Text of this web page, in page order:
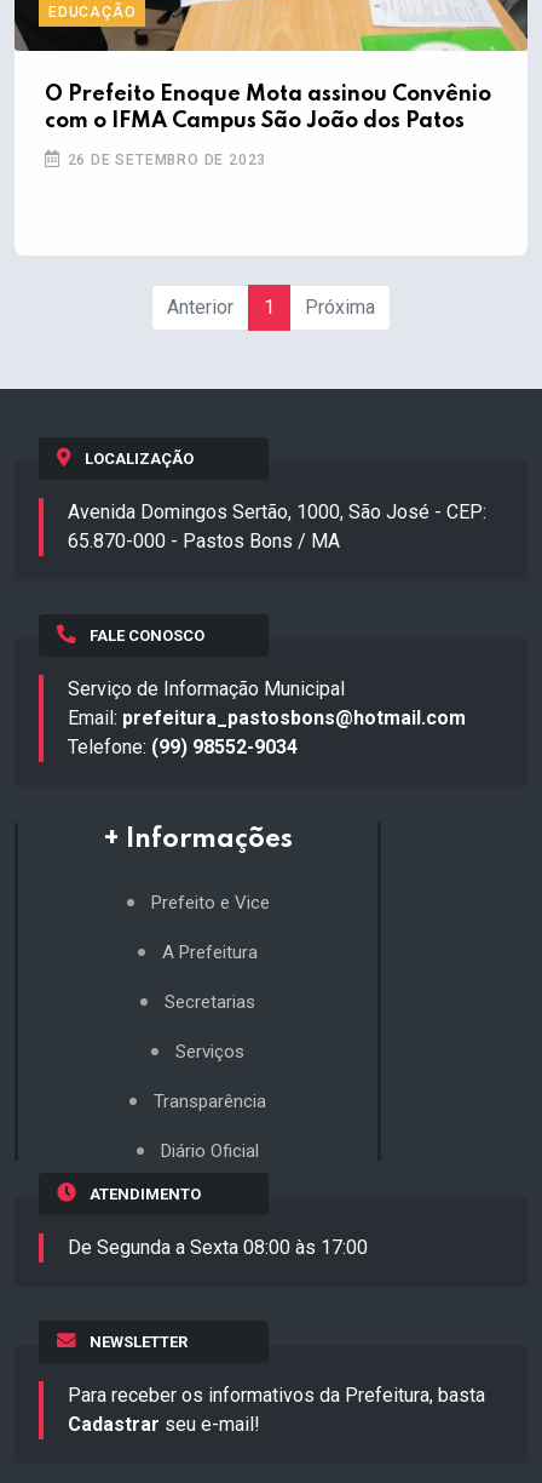
EDUCAÇÃO
O Prefeito Enoque Mota assinou Convênio
com o IFMA Campus São João dos Patos
26 DE SETEMBRO DE 2023
Anterior 1 Próxima
LOCALIZAÇÃO
Avenida Domingos Sertão, 1000, São José - CEP:
65.870-000 - Pastos Bons / MA
FALE CONOSCO
Serviço de Informação Municipal
Email: prefeitura_pastosbons@hotmail.com
Telefone: (99) 98552-9034
+ Informações
Prefeito e Vice
A Prefeitura
Secretarias
Serviços
Transparência
Diário Oficial
ATENDIMENTO
De Segunda a Sexta 08:00 às 17:00
NEWSLETTER
Para receber os informativos da Prefeitura, basta
Cadastrar seu e-mail!